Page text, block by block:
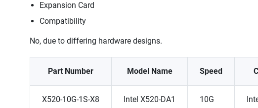
Expansion Card
Compatibility
No, due to differing hardware designs.
Part Number Model Name Speed
X520-10G-1S-X8 Intel X520-DA1 10G